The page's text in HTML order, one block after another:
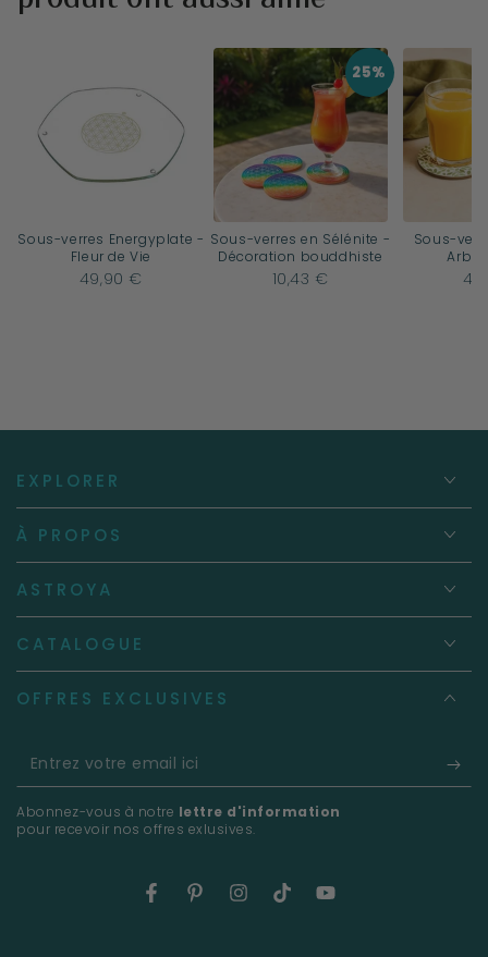
Sous-verres Energyplate -
Fleur de Vie
49,90 €
25%
Sous-verres en Sélénite -
Décoration bouddhiste
10,43 €
Sous-
EXPLORER
À PROPOS
ASTROYA
CATALOGUE
OFFRES EXCLUSIVES
Entrez
votre
email
Abonnez-vous à notre lettre d'information
pour recevoir nos offres exlusives.
Facebook
PinterestInstagram
TikTokYouTube